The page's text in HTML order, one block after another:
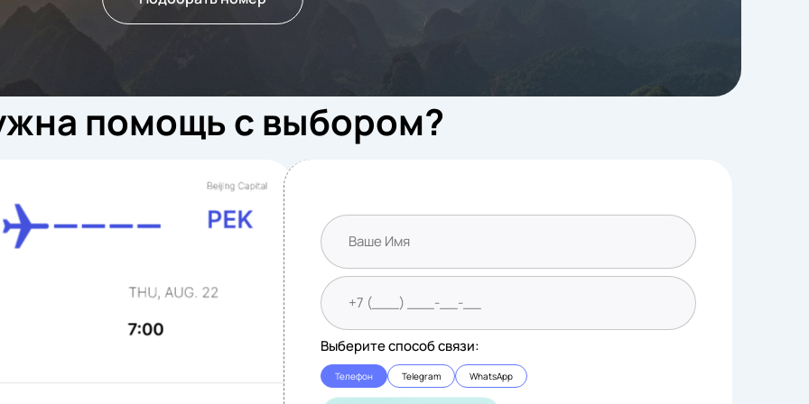
помощь с выбором?
Выберите способ связи:
Телефон Telegram WhatsApp